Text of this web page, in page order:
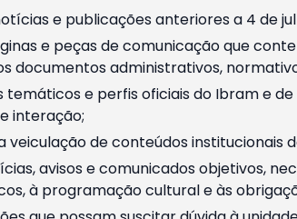
e publicações anteriores a 4 de
e peças de comunicação que
documentos administrativos,
e perfis oficiais do Ibram e
interação;
veiculação de conteúdos institucionais
avisos e comunicados objetivos,
à programação cultural e às